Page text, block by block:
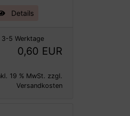
Details
3-5 Werktage
0,60 EUR
19 % MwSt. zzgl.
Versandkosten